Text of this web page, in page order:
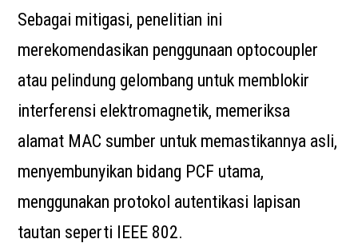
Sebagai mitigasi, penelitian ini
merekomendasikan penggunaan optocoupler
atau pelindung gelombang untuk memblokir
interferensi elektromagnetik, memeriksa
alamat MAC sumber untuk memastikannya asli,
menyembunyikan bidang PCF utama,
menggunakan protokol autentikasi lapisan
tautan seperti IEEE 802.